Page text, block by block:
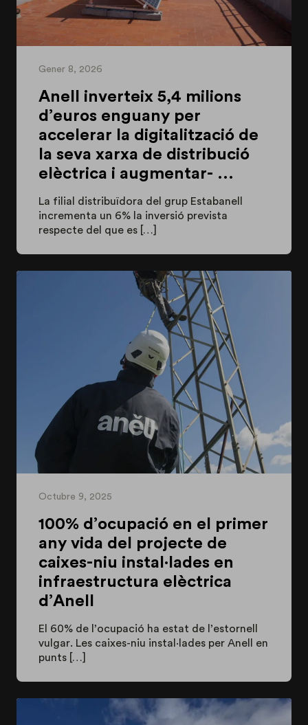
Gener 8, 2026
Anell inverteix 5,4 milions
d’euros enguany per
accelerar la digitalització de
la seva xarxa de distribució
elèctrica i augmentar- ...
La filial distribuïdora del grup Estabanell
incrementa un 6% la inversió prevista
respecte del que es […]
Octubre 9, 2025
100% d’ocupació en el primer
any vida del projecte de
caixes-niu instal·lades en
infraestructura elèctrica
d’Anell
El 60% de l’ocupació ha estat de l’estornell
vulgar. Les caixes-niu instal·lades per Anell en
punts […]